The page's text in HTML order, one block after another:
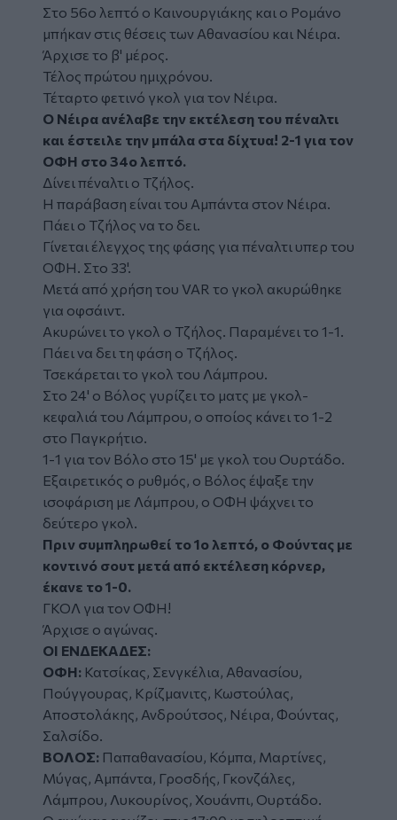
Στο 56ο λεπτό ο Καινουργιάκης και ο Ρομάνο
μπήκαν στις θέσεις των Αθανασίου και Νέιρα.
Άρχισε το β' μέρος.
Τέλος πρώτου ημιχρόνου.
Τέταρτο φετινό γκολ για τον Νέιρα.
Ο Νέιρα ανέλαβε την εκτέλεση του πέναλτι
και έστειλε την μπάλα στα δίχτυα! 2-1 για τον
ΟΦΗ στο 34ο λεπτό.
Δίνει πέναλτι ο Τζήλος.
Η παράβαση είναι του Αμπάντα στον Νέιρα.
Πάει ο Τζήλος να το δει.
Γίνεται έλεγχος της φάσης για πέναλτι υπερ του
ΟΦΗ. Στο 33'.
Μετά από χρήση του VAR το γκολ ακυρώθηκε
για οφσάιντ.
Ακυρώνει το γκολ ο Τζήλος. Παραμένει το 1-1.
Πάει να δει τη φάση ο Τζήλος.
Τσεκάρεται το γκολ του Λάμπρου.
Στο 24' ο Βόλος γυρίζει το ματς με γκολ-
κεφαλιά του Λάμπρου, ο οποίος κάνει το 1-2
στο Παγκρήτιο.
1-1 για τον Βόλο στο 15' με γκολ του Ουρτάδο.
Εξαιρετικός ο ρυθμός, ο Βόλος έψαξε την
ισοφάριση με Λάμπρου, ο ΟΦΗ ψάχνει το
δεύτερο γκολ.
Πριν συμπληρωθεί το 1ο λεπτό, ο Φούντας με
κοντινό σουτ μετά από εκτέλεση κόρνερ,
έκανε το 1-0.
ΓΚΟΛ για τον ΟΦΗ!
Άρχισε ο αγώνας.
ΟΙ ΕΝΔΕΚΑΔΕΣ:
ΟΦΗ: Κατσίκας, Σενγκέλια, Αθανασίου,
Πούγγουρας, Κρίζμανιτς, Κωστούλας,
Αποστολάκης, Ανδρούτσος, Νέιρα, Φούντας,
Σαλσίδο.
ΒΟΛΟΣ: Παπαθανασίου, Κόμπα, Μαρτίνες,
Μύγας, Αμπάντα, Γροσδής, Γκονζάλες,
Λάμπρου, Λυκουρίνος, Χουάνπι, Ουρτάδο.